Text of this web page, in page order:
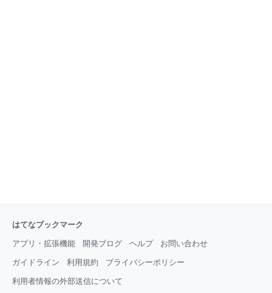
はてなブックマーク
アプリ・拡張機能 開発ブログ ヘルプ お問い合わせ
ガイドライン 利用規約 プライバシーポリシー
利用者情報の外部送信について